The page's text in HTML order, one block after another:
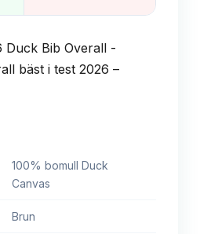
100% bomull Duck
Canvas
Brun